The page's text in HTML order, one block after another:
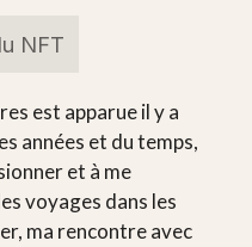
NFT
est apparue il y a
années et du temps,
et à me
voyages dans les
ma rencontre avec